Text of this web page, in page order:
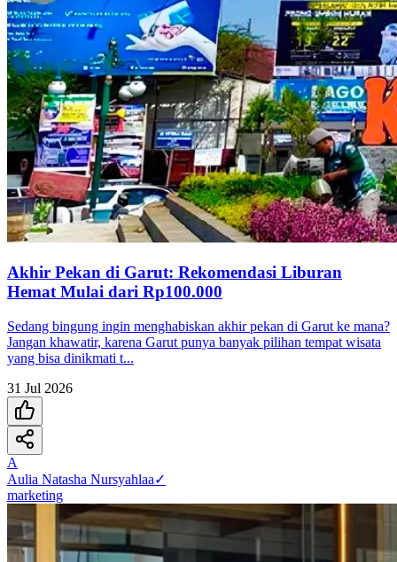
Akhir Pekan di Garut: Rekomendasi Liburan
Hemat Mulai dari Rp100.000
Sedang bingung ingin menghabiskan akhir pekan di Garut ke mana?
Jangan khawatir, karena Garut punya banyak pilihan tempat wisata
yang bisa dinikmati t...
31 Jul 2026
A
Aulia Natasha Nursyahlaa✓
marketing